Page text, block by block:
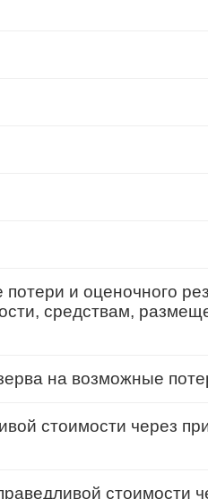
и оценочного
средствам,
на возможные
стоимости через
стоимости